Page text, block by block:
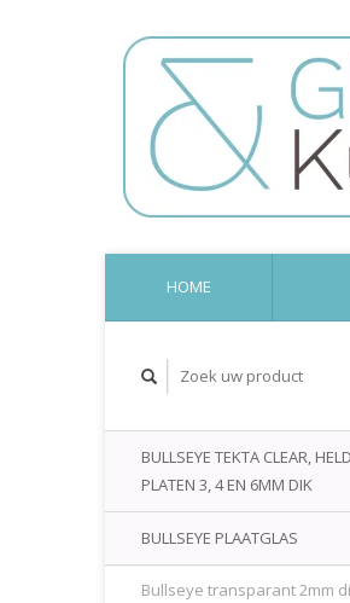
HOME
BULLSEYE TEKTA CLEAR,
PLATEN 3, 4 EN 6MM DIK
BULLSEYE PLAATGLAS
Bullseye transparant 2mm